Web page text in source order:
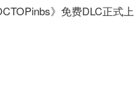
》免费DLC正式上